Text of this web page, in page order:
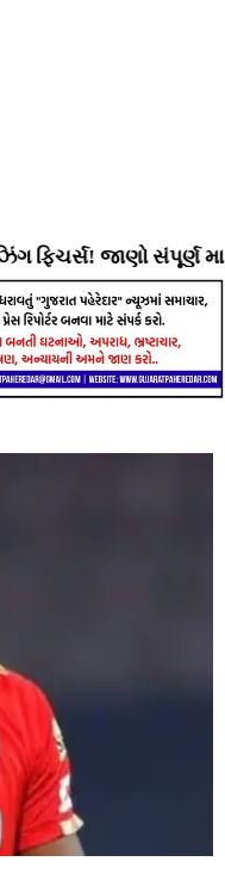
જાણો સંપૂર્ણ માહિતી